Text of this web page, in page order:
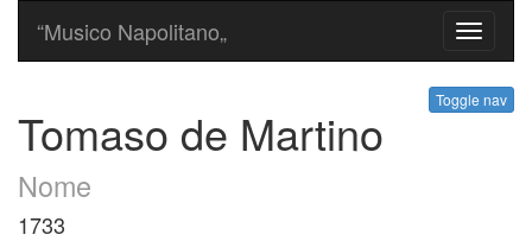
Toggle
“Musico Napolitano„
Toggle nav
Tomaso de Martino
Nome
1733